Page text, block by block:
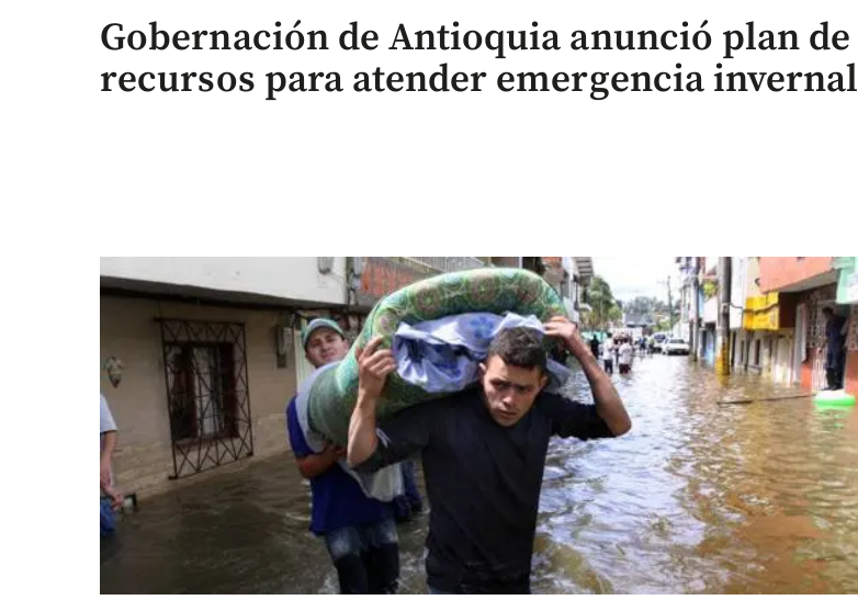
Gobernación de Antioquia anunció plan de
recursos para atender emergencia invernal